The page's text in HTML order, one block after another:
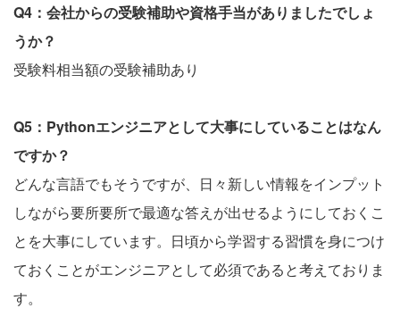
Q4：会社からの受験補助や資格手当がありましたでしょ
うか？
受験料相当額の受験補助あり
Q5：Pythonエンジニアとして大事にしていることはなん
ですか？
どんな言語でもそうですが、日々新しい情報をインプット
しながら要所要所で最適な答えが出せるようにしておくこ
とを大事にしています。日頃から学習する習慣を身につけ
ておくことがエンジニアとして必須であると考えておりま
す。